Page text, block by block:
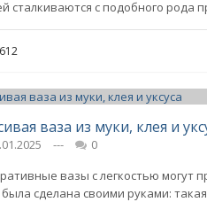
сталкиваются с подобного рода
ваза из муки, клея и
---
0
вазы с легкостью могут
сделана своими руками: